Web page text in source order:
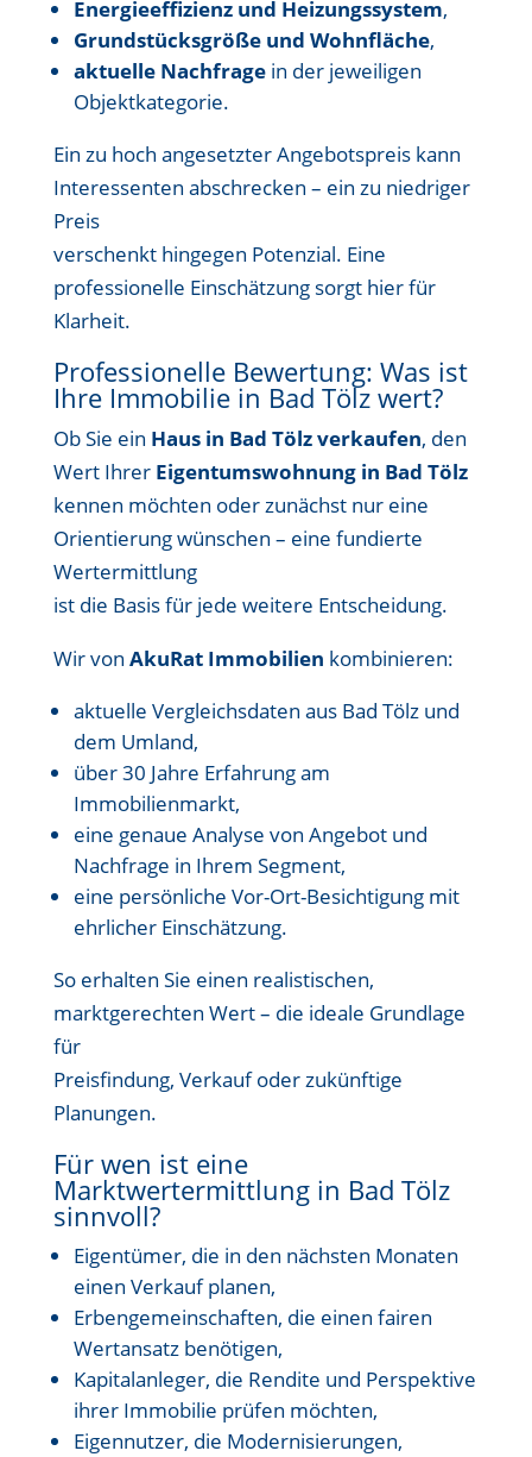
Energieeffizienz und Heizungssystem,
Grundstücksgröße und Wohnfläche,
aktuelle Nachfragein der jeweiligen
Objektkategorie.
Ein zu hoch angesetzter Angebotspreis kann
Interessenten abschrecken – ein zu niedriger
Preis
verschenkt hingegen Potenzial. Eine
professionelle Einschätzung sorgt hier für
Klarheit.
Professionelle Bewertung: Was ist
Ihre Immobilie in Bad Tölz wert?
Ob Sie ein Haus in Bad Tölz verkaufen, den
Wert Ihrer Eigentumswohnung in Bad Tölz
kennen möchten oder zunächst nur eine
Orientierung wünschen – eine fundierte
Wertermittlung
ist die Basis für jede weitere Entscheidung.
Wir von AkuRat Immobilien kombinieren:
aktuelle Vergleichsdaten aus Bad Tölz und
dem Umland,
über 30 Jahre Erfahrung am
Immobilienmarkt,
eine genaue Analyse von Angebot und
Nachfrage in Ihrem Segment,
eine persönliche Vor-Ort-Besichtigung mit
ehrlicher Einschätzung.
So erhalten Sie einen realistischen,
marktgerechten Wert – die ideale Grundlage
für
Preisfindung, Verkauf oder zukünftige
Planungen.
Für wen ist eine
Marktwertermittlung in Bad Tölz
sinnvoll?
Eigentümer, die in den nächsten Monaten
einen Verkauf planen,
Erbengemeinschaften, die einen fairen
Wertansatz benötigen,
Kapitalanleger, die Rendite und Perspektive
ihrer Immobilie prüfen möchten,
Eigennutzer, die Modernisierungen,